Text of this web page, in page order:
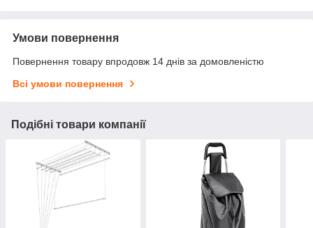
Умови повернення
Повернення товару впродовж 14 днів за домовленістю
Всі умови повернення
Подібні товари компанії